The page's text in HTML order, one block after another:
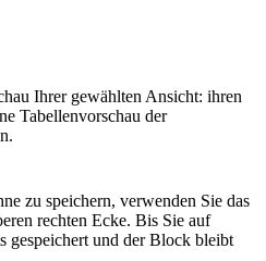
Ihrer gewählten Ansicht: ihren
Tabellenvorschau der
zu speichern, verwenden Sie das
rechten Ecke. Bis Sie auf
gespeichert und der Block bleibt